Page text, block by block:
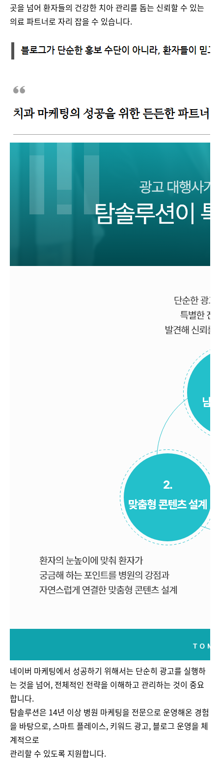
곳을 넘어 환자들의 건강한 치아 관리를 돕는 신뢰할 수 있는
의료 파트너로 자리 잡을 수 있습니다.
네이버 마케팅에서 성공하기 위해서는 단순히 광고를 실행하
는 것을 넘어, 전체적인 전략을 이해하고 관리하는 것이 중요
합니다.
탐솔루션은 14년 이상 병원 마케팅을 전문으로 운영해온 경험
을 바탕으로, 스마트 플레이스, 키워드 광고, 블로그 운영을 체
계적으로
관리할 수 있도록 지원합니다.